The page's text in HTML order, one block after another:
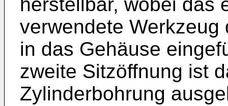
verwendete
in das Gehäuse
zweite Sitzöffnung ist
Zylinderbohrung